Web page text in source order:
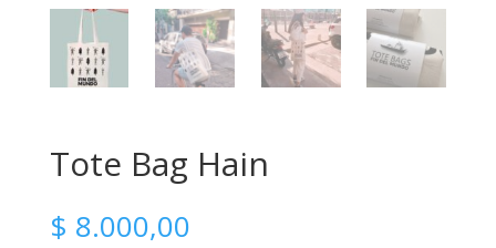
Tote Bag Hain
$ 8.000,00